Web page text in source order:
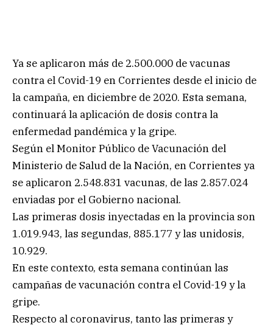
Ya se aplicaron más de 2.500.000 de vacunas
contra el Covid-19 en Corrientes desde el inicio de
la campaña, en diciembre de 2020. Esta semana,
continuará la aplicación de dosis contra la
enfermedad pandémica y la gripe.
Según el Monitor Público de Vacunación del
Ministerio de Salud de la Nación, en Corrientes ya
se aplicaron 2.548.831 vacunas, de las 2.857.024
enviadas por el Gobierno nacional.
Las primeras dosis inyectadas en la provincia son
1.019.943, las segundas, 885.177 y las unidosis,
10.929.
En este contexto, esta semana continúan las
campañas de vacunación contra el Covid-19 y la
gripe.
Respecto al coronavirus, tanto las primeras y